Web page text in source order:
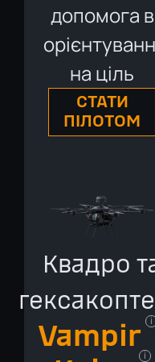
допомога в
на ціль
СТАТИ
ПІЛОТОМ
Квадро
Vampіr i
i